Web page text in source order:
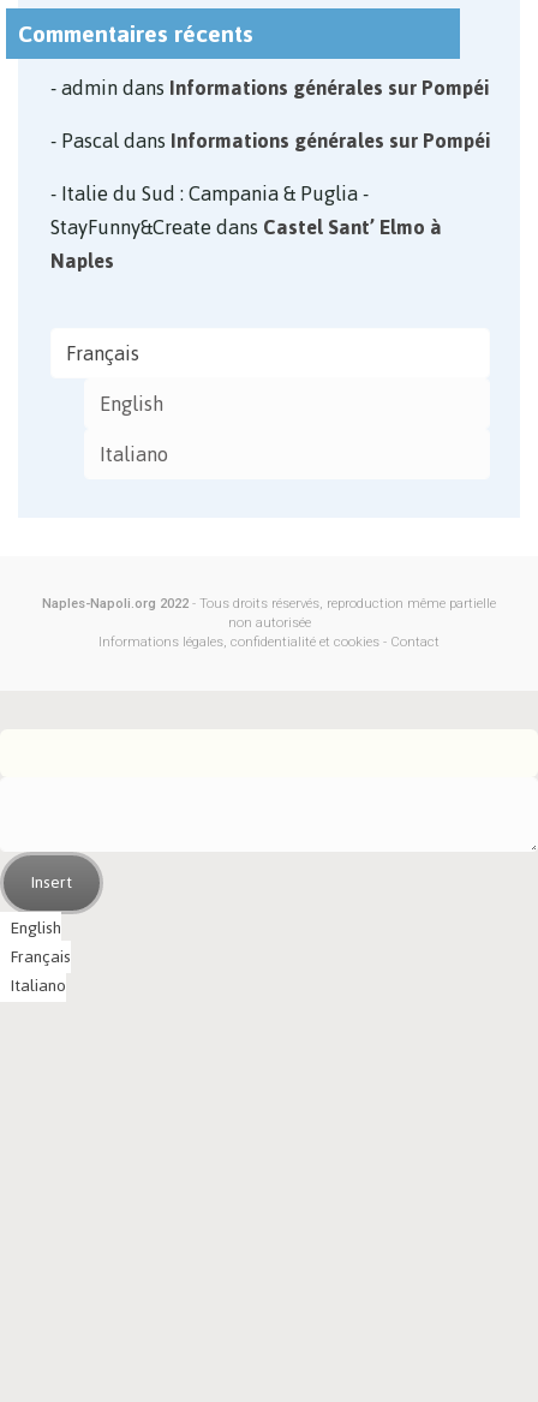
Commentaires récents
admindansInformations générales sur Pompéi
PascaldansInformations générales sur Pompéi
Italie du Sud : Campania & Puglia -
StayFunny&CreatedansCastel Sant’ Elmo à
Naples
Français
English
Italiano
Naples-Napoli.org 2022 - Tous droits réservés, reproduction même partielle
non autorisée
Informations légales, confidentialité et cookies - Contact
Insert
English
Français
Italiano